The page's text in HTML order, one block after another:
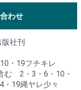
わせ
社刊
・19フチキレ
2・3・6・10・
・19縄ヤレ少々